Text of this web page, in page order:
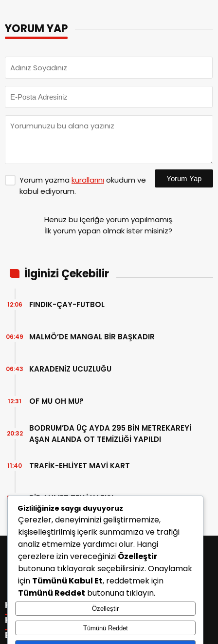
YORUM YAP
Yorum yazma kurallarınıokudum ve
kabul ediyorum.
Yorum Yap
Henüz bu içeriğe yorum yapılmamış.
İlk yorum yapan olmak ister misiniz?
İlginizi Çekebilir
FINDIK-ÇAY-FUTBOL
12:06
MALMÖ’DE MANGAL BİR BAŞKADIR
06:49
KARADENİZ UCUZLUĞU
06:43
OF MU OH MU?
12:31
BODRUM’DA ÜÇ AYDA 295 BİN METREKAREYİ
AŞAN ALANDA OT TEMİZLİĞİ YAPILDI
20:32
TRAFİK-EHLİYET MAVİ KART
11:40
BİR AHMET TELLİ YAZISI
07:30
KATEGORİLER
Menü seçimi yapın. WP-ADMIN → Görünüm → Menüler
sayfasından menü eşleştirmesi yapınız.
KISAYOLLAR
Menü seçimi yapın. WP-ADMIN → Görünüm → Menüler
E-BÜLTEN
Gizliliğinize saygı duyuyoruz
Çerezler, deneyiminizi geliştirmemize,
kişiselleştirilmiş içerik sunmamıza ve trafiği
analiz etmemize yardımcı olur. Hangi
çerezlere izin vereceğinizi Özelleştir
butonuna tıklayarak seçebilirsiniz. Onaylamak
için Tümünü Kabul Et, reddetmek için
Tümünü Reddet butonuna tıklayın.
Özelleştir
Tümünü Reddet